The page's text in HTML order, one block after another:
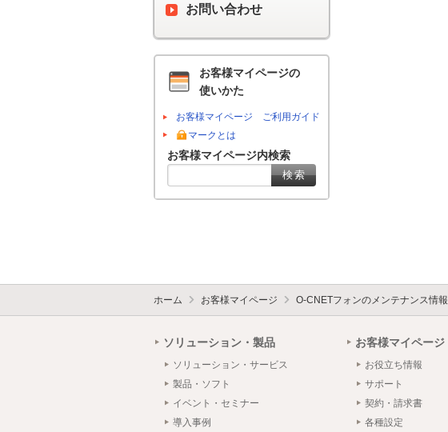
お問い合わせ
お客様マイページの
使いかた
お客様マイページ ご利用ガイド
マークとは
お客様マイページ内検索
ホーム お客様マイページ O-CNETフォンのメンテナンス情報
ソリューション・製品
ソリューション・サービス
製品・ソフト
イベント・セミナー
導入事例
お客様マイページ
お役立ち情報
サポート
契約・請求書
各種設定